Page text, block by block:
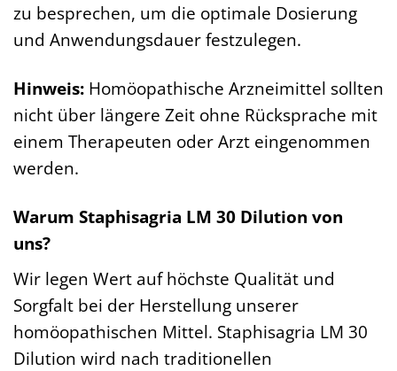
zu besprechen, um die optimale Dosierung
und Anwendungsdauer festzulegen.
Hinweis: Homöopathische Arzneimittel sollten
nicht über längere Zeit ohne Rücksprache mit
einem Therapeuten oder Arzt eingenommen
werden.
Warum Staphisagria LM 30 Dilution von
uns?
Wir legen Wert auf höchste Qualität und
Sorgfalt bei der Herstellung unserer
homöopathischen Mittel. Staphisagria LM 30
Dilution wird nach traditionellen